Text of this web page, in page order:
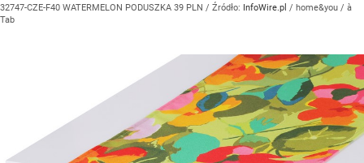
32747-CZE-F40 WATERMELON PODUSZKA 39 PLN / Źródło: InfoWire.pl / home&you / à
Tab